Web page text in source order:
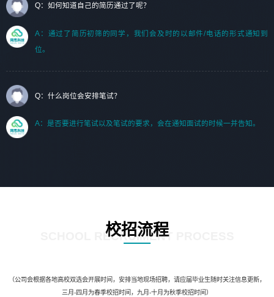
Q：如何知道自己的简历通过了呢？
A：通过了简历初筛的同学，我们会及时的以邮件/电话的形式通知到
位。
Q：什么岗位会安排笔试？
A：是否要进行笔试以及笔试的要求，会在通知面试的时候一并告知。
校招流程
SCHOOL RECRUIMENT PROCESS
（公司会根据各地高校双选会开展时间，安排当地现场招聘，请应届毕业生随时关注信息更新，
三月-四月为春季校招时间，九月-十月为秋季校招时间）